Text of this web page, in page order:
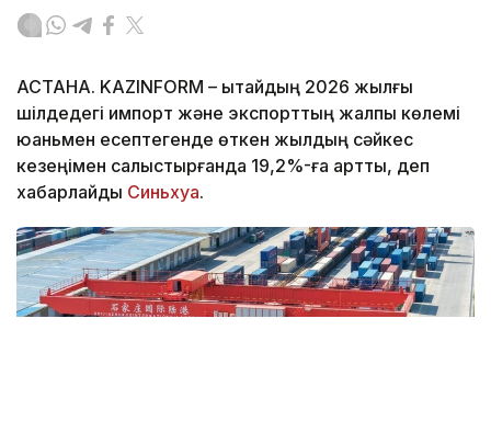
АСТАНА. KAZINFORM – Қытайдың 2026 жылғы
шілдедегі импорт және экспорттың жалпы көлемі
юаньмен есептегенде өткен жылдың сәйкес
кезеңімен салыстырғанда 19,2%-ға артты, деп
хабарлайды Синьхуа.